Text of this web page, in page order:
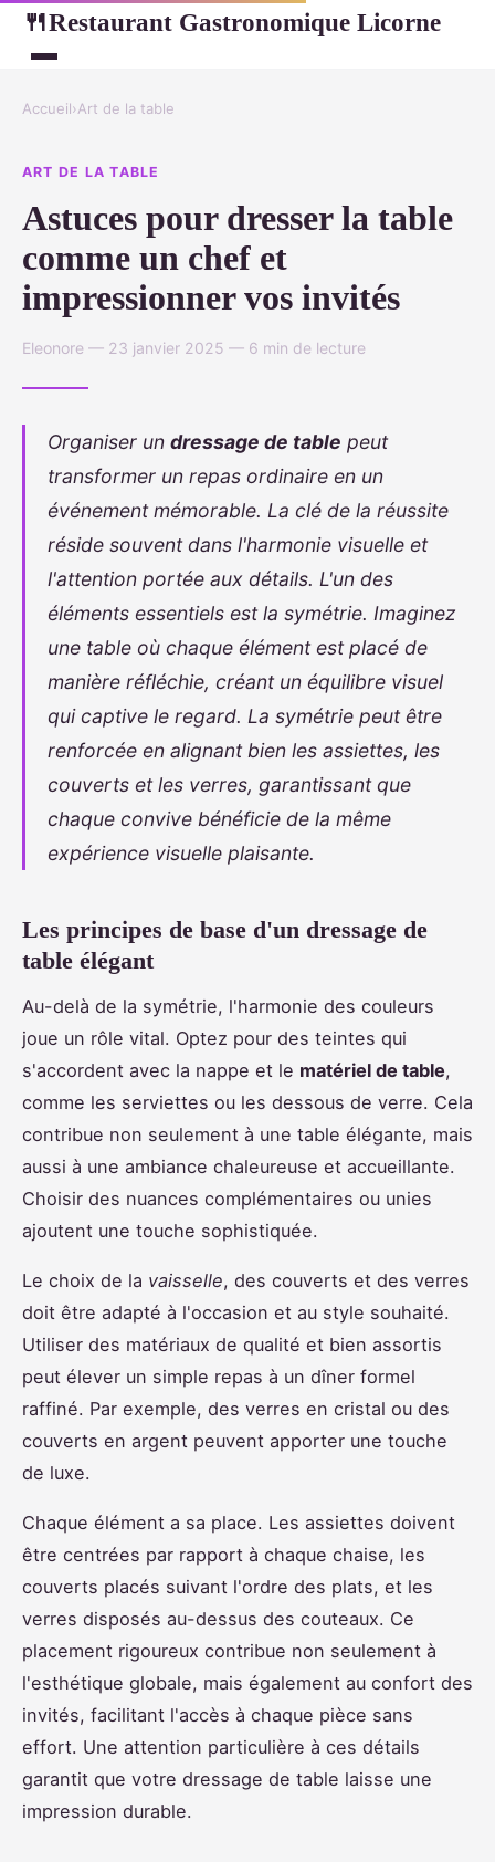
🍴Restaurant Gastronomique Licorne
Accueil›Art de la table
ART DE LA TABLE
Astuces pour dresser la table
comme un chef et
impressionner vos invités
Eleonore — 23 janvier 2025 — 6 min de lecture
Organiser un dressage de table peut
transformer un repas ordinaire en un
événement mémorable. La clé de la réussite
réside souvent dans l'harmonie visuelle et
l'attention portée aux détails. L'un des
éléments essentiels est la symétrie. Imaginez
une table où chaque élément est placé de
manière réfléchie, créant un équilibre visuel
qui captive le regard. La symétrie peut être
renforcée en alignant bien les assiettes, les
couverts et les verres, garantissant que
chaque convive bénéficie de la même
expérience visuelle plaisante.
Les principes de base d'un dressage de
table élégant
Au-delà de la symétrie, l'harmonie des couleurs
joue un rôle vital. Optez pour des teintes qui
s'accordent avec la nappe et le matériel de table,
comme les serviettes ou les dessous de verre. Cela
contribue non seulement à une table élégante, mais
aussi à une ambiance chaleureuse et accueillante.
Choisir des nuances complémentaires ou unies
ajoutent une touche sophistiquée.
Le choix de la vaisselle, des couverts et des verres
doit être adapté à l'occasion et au style souhaité.
Utiliser des matériaux de qualité et bien assortis
peut élever un simple repas à un dîner formel
raffiné. Par exemple, des verres en cristal ou des
couverts en argent peuvent apporter une touche
de luxe.
Chaque élément a sa place. Les assiettes doivent
être centrées par rapport à chaque chaise, les
couverts placés suivant l'ordre des plats, et les
verres disposés au-dessus des couteaux. Ce
placement rigoureux contribue non seulement à
l'esthétique globale, mais également au confort des
invités, facilitant l'accès à chaque pièce sans
effort. Une attention particulière à ces détails
garantit que votre dressage de table laisse une
impression durable.